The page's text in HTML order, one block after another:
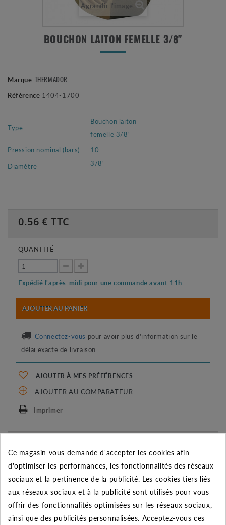
Agrandir l'image
BOUCHON LAITON FEMELLE 3/8"
Marque THERMADOR
Référence 1404-1700
Type
Bouchon laiton
femelle 3/8"
Pression nominal (bars)
10
Diamètre
3/8"
0.56 € TTC
QUANTITÉ
Expédié l'après-midi pour une commande avant 11h
AJOUTER AU PANIER
Connectez-vous pour avoir plus d'information sur le
délai exacte de livraison
AJOUTER À MES PRÉFÉRENCES
AJOUTER AU COMPARATEUR
Imprimer
Appliquée dans le panier
Quantité Remise Vous économisez
5 2% Jusqu'à0,06 €
10 5% Jusqu'à 0,28 €
Ce magasin vous demande d'accepter les cookies afin
d'optimiser les performances, les fonctionnalités des réseaux
sociaux et la pertinence de la publicité. Les cookies tiers liés
aux réseaux sociaux et à la publicité sont utilisés pour vous
offrir des fonctionnalités optimisées sur les réseaux sociaux,
ainsi que des publicités personnalisées. Acceptez-vous ces